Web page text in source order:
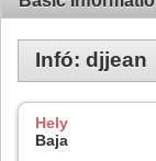
Infó: djjean
Hely
Baja